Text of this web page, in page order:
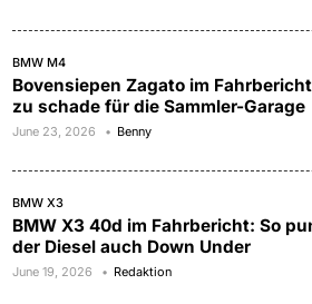
BMW M4
Bovensiepen Zagato im
zu schade für die Sammler-Garage
June 23, 2026 Benny
BMW X3
BMW X3 40d im Fahrbericht: So
der Diesel auch Down Under
June 19, 2026 Redaktion